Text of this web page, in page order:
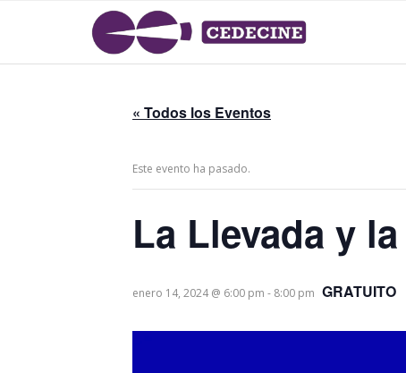
« Todos los Eventos
Este evento ha pasado.
La Llevada y
enero 14, 2024 @ 6:00 pm - 8:00 pm GRATUITO